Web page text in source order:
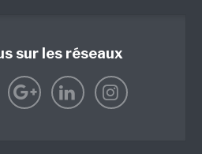
sur les réseaux